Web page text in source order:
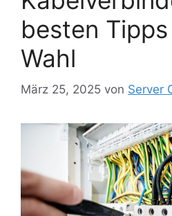
besten
Wahl
März 25, 2025 von Server